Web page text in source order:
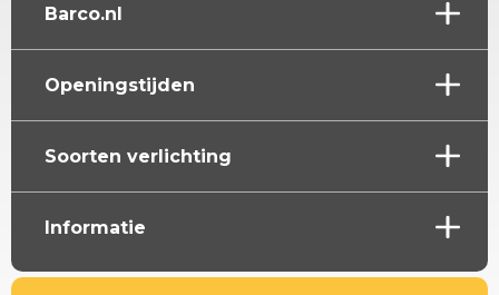
Barco.nl
Openingstijden
Soorten verlichting
Informatie